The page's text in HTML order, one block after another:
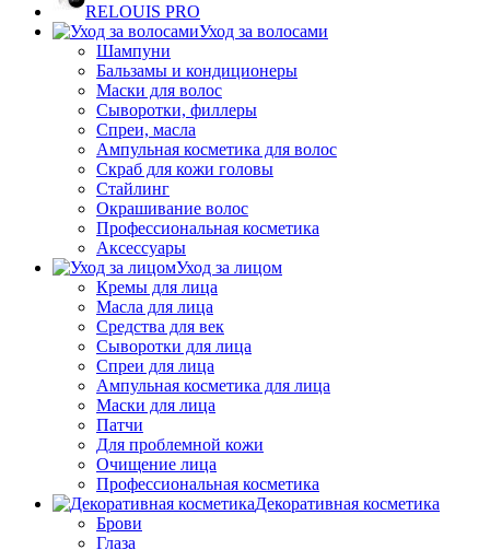
RELOUIS PRO
Уход за волосами
Шампуни
Бальзамы и кондиционеры
Маски для волос
Сыворотки, филлеры
Спреи, масла
Ампульная косметика для волос
Скраб для кожи головы
Стайлинг
Окрашивание волос
Профессиональная косметика
Аксессуары
Уход за лицом
Кремы для лица
Масла для лица
Средства для век
Сыворотки для лица
Спреи для лица
Ампульная косметика для лица
Маски для лица
Патчи
Для проблемной кожи
Очищение лица
Профессиональная косметика
Декоративная косметика
Брови
Глаза